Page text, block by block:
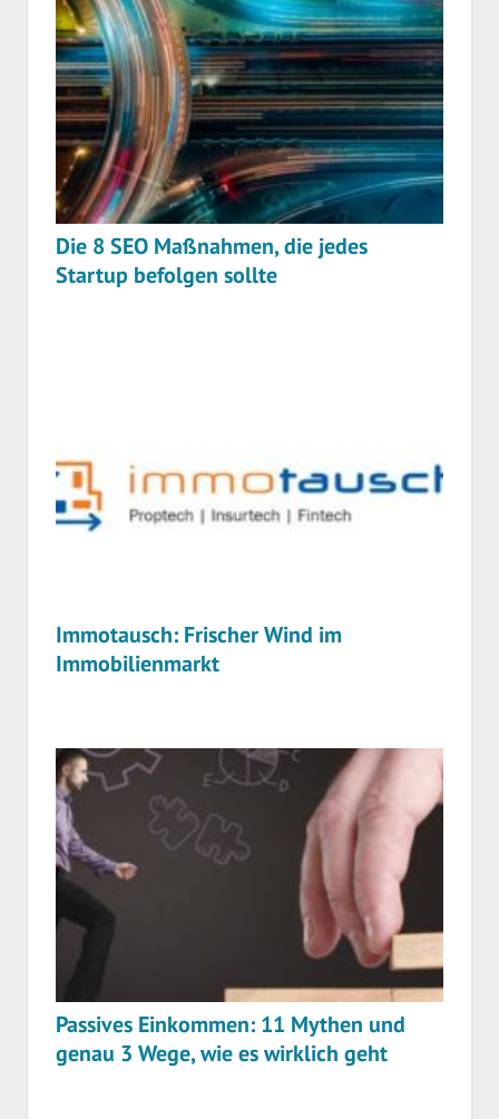
Die 8 SEO Maßnahmen, die jedes
Startup befolgen sollte
Immotausch: Frischer Wind im
Immobilienmarkt
Passives Einkommen: 11 Mythen und
genau 3 Wege, wie es wirklich geht